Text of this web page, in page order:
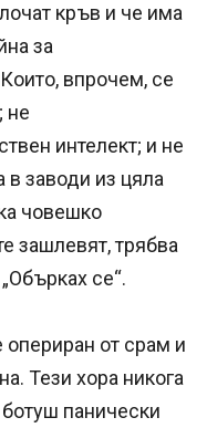
кръв и че има
за
впрочем, се
не
интелект; и не
в заводи из цяла
човешко
зашлевят, трябва
се“.
от срам и
Тези хора никога
панически